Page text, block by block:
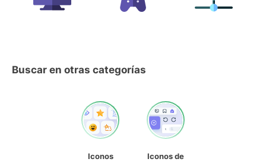
Buscar en otras categorías
Iconos
Iconos de